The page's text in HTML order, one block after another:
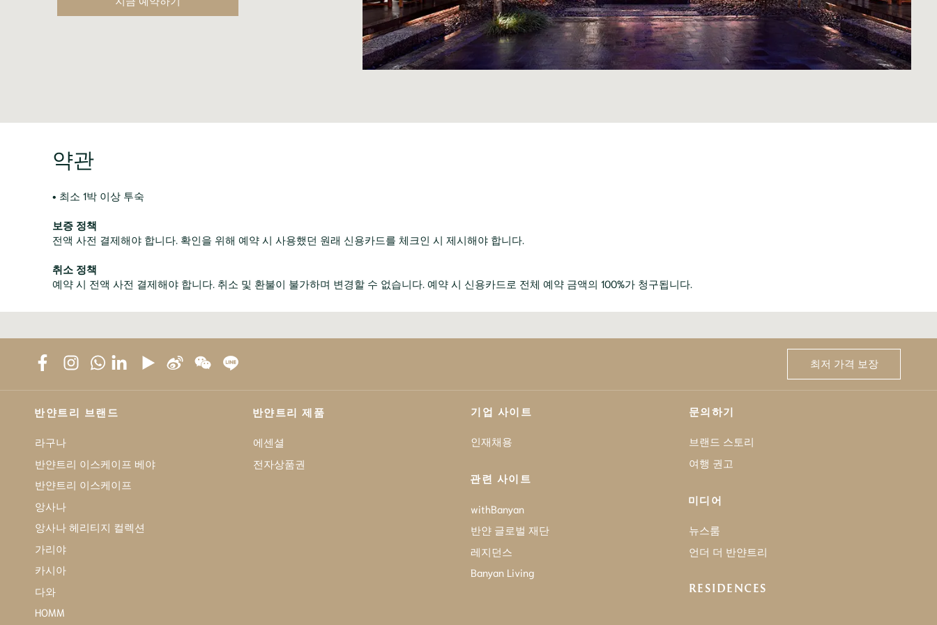
약관
• 최소 1박 이상 투숙
보증 정책
전액 사전 결제해야 합니다. 확인을 위해 예약 시 사용했던 원래 신용카드를 체크인 시 제시해야 합니다.
취소 정책
예약 시 전액 사전 결제해야 합니다. 취소 및 환불이 불가하며 변경할 수 없습니다. 예약 시 신용카드로 전체 예약 금액의 100%가 청구됩니다.
최저 가격 보장
반얀트리 브랜드
라구나
반얀트리 이스케이프 베야
반얀트리 이스케이프
앙사나
앙사나 헤리티지 컬렉션
가리야
카시아
다와
HOMM
반얀트리 제품
에센셜
전자상품권
기업 사이트
인재채용
관련 사이트
withBanyan
반얀 글로벌 재단
레지던스
Banyan Living
문의하기
브랜드 스토리
여행 권고
미디어
뉴스룸
언더 더 반얀트리
RESIDENCES